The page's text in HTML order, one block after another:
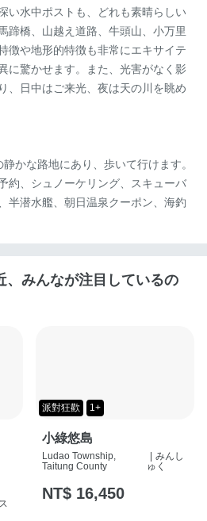
い水中ポストも、どれも素晴らしい
蹄橋、山越え道路、牛頭山、小万里
徴や地形的特徴も非常にエキサイテ
に驚かせます。また、光害がなく影
、日中はご来光、夜は天の川を眺め
かな路地にあり、歩いて行けます。
約、シュノーケリング、スキューバ
半潜水艦、朝日温泉クーポン、海釣
、みんなが注目しているの
派對狂歡 1+
小綠悠島
Ludao Township,
Taitung County
みんし
ゅく
NT$ 16,450